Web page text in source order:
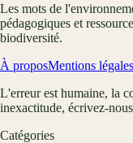
Les mots de
pédagogiques et
biodiversité.
À proposMentions légales
L'erreur est humaine, la
inexactitude, écrivez-
Catégories